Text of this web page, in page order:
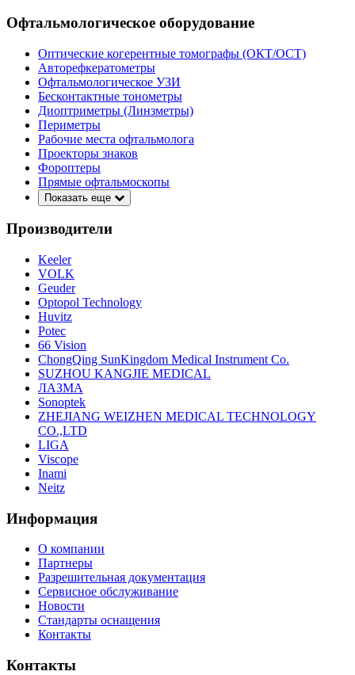
Офтальмологическое оборудование
Оптические когерентные томографы (ОКТ/ОСТ)
Авторефкератометры
Офтальмологическое УЗИ
Бесконтактные тонометры
Диоптриметры (Линзметры)
Периметры
Рабочие места офтальмолога
Проекторы знаков
Фороптеры
Прямые офтальмоскопы
Показать еще
Производители
Keeler
VOLK
Geuder
Optopol Technology
Huvitz
Potec
66 Vision
ChongQing SunKingdom Medical Instrument Co.
SUZHOU KANGJIE MEDICAL
ЛАЗМА
Sonoptek
ZHEJIANG WEIZHEN MEDICAL TECHNOLOGY
CO.,LTD
LIGA
Viscope
Inami
Neitz
Информация
О компании
Партнеры
Разрешительная документация
Сервисное обслуживание
Новости
Стандарты оснащения
Контакты
Контакты